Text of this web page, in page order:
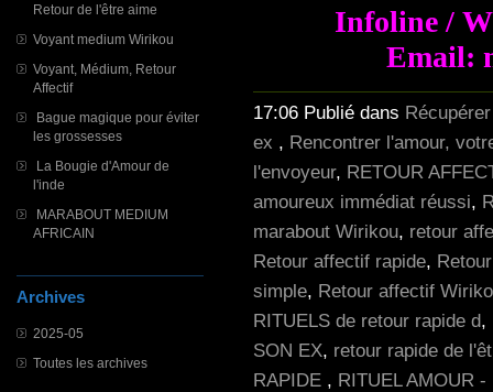
Retour de l'être aime
Voyant medium Wirikou
Voyant, Médium, Retour
Affectif
Bague magique pour éviter
les grossesses
La Bougie d'Amour de
l'inde
MARABOUT MEDIUM
AFRICAIN
Archives
2025-05
Toutes les archives
Infoline /
Email:
17:06 Publié dans
ex , Rencontrer l'amour,
l'envoyeur, RETOUR
amoureux immédiat réussi,
marabout Wirikou, retour
Retour affectif rapide,
simple, Retour affectif
RITUELS de retour rapide d,
SON EX, retour rapide de
RAPIDE , RITUEL AMOUR